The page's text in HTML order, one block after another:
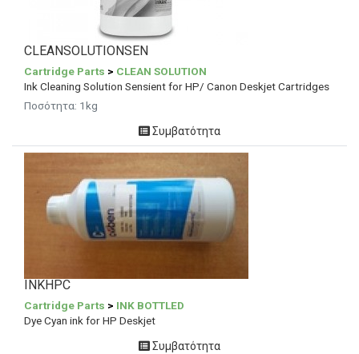
CLEANSOLUTIONSEN
Cartridge Parts > CLEAN SOLUTION
Ink Cleaning Solution Sensient for HP/ Canon Deskjet Cartridges
Ποσότητα: 1kg
Συμβατότητα
INKHPC
Cartridge Parts > INK BOTTLED
Dye Cyan ink for HP Deskjet
Συμβατότητα